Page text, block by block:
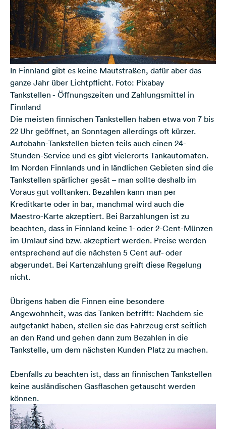
In Finnland gibt es keine Mautstraßen, dafür aber das
ganze Jahr über Lichtpflicht. Foto: Pixabay
Tankstellen - Öffnungszeiten und Zahlungsmittel in
Finnland
Die meisten finnischen Tankstellen haben etwa von 7 bis
22 Uhr geöffnet, an Sonntagen allerdings oft kürzer.
Autobahn-Tankstellen bieten teils auch einen 24-
Stunden-Service und es gibt vielerorts Tankautomaten.
Im Norden Finnlands und in ländlichen Gebieten sind die
Tankstellen spärlicher gesät – man sollte deshalb im
Voraus gut volltanken. Bezahlen kann man per
Kreditkarte oder in bar, manchmal wird auch die
Maestro-Karte akzeptiert. Bei Barzahlungen ist zu
beachten, dass in Finnland keine 1- oder 2-Cent-Münzen
im Umlauf sind bzw. akzeptiert werden. Preise werden
entsprechend auf die nächsten 5 Cent auf- oder
abgerundet. Bei Kartenzahlung greift diese Regelung
nicht.
Übrigens haben die Finnen eine besondere
Angewohnheit, was das Tanken betrifft: Nachdem sie
aufgetankt haben, stellen sie das Fahrzeug erst seitlich
an den Rand und gehen dann zum Bezahlen in die
Tankstelle, um dem nächsten Kunden Platz zu machen.
Ebenfalls zu beachten ist, dass an finnischen Tankstellen
keine ausländischen Gasflaschen getauscht werden
können.